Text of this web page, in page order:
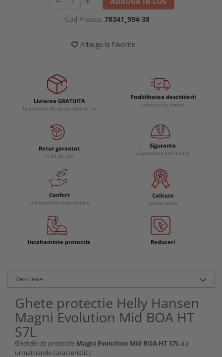
Cod Produs: 78341_994-38
Adauga la Favorite
Livrarea GRATUITA
la comenzi de peste 500 de lei
Posibilitatea deschiderii
coletului la livrare
Retur garantat
in 30 de zile
Siguranta
si protectie certificata
Confort
si experienta ergonomica
Calitate
remarcabila
Incaltaminte protectie Reduceri
Descriere
Ghete protectie Helly Hansen
Magni Evolution Mid BOA HT
S7L
Ghetele de protectie Magni Evolution Mid BOA HT S7L au
urmatoarele caracteristici: